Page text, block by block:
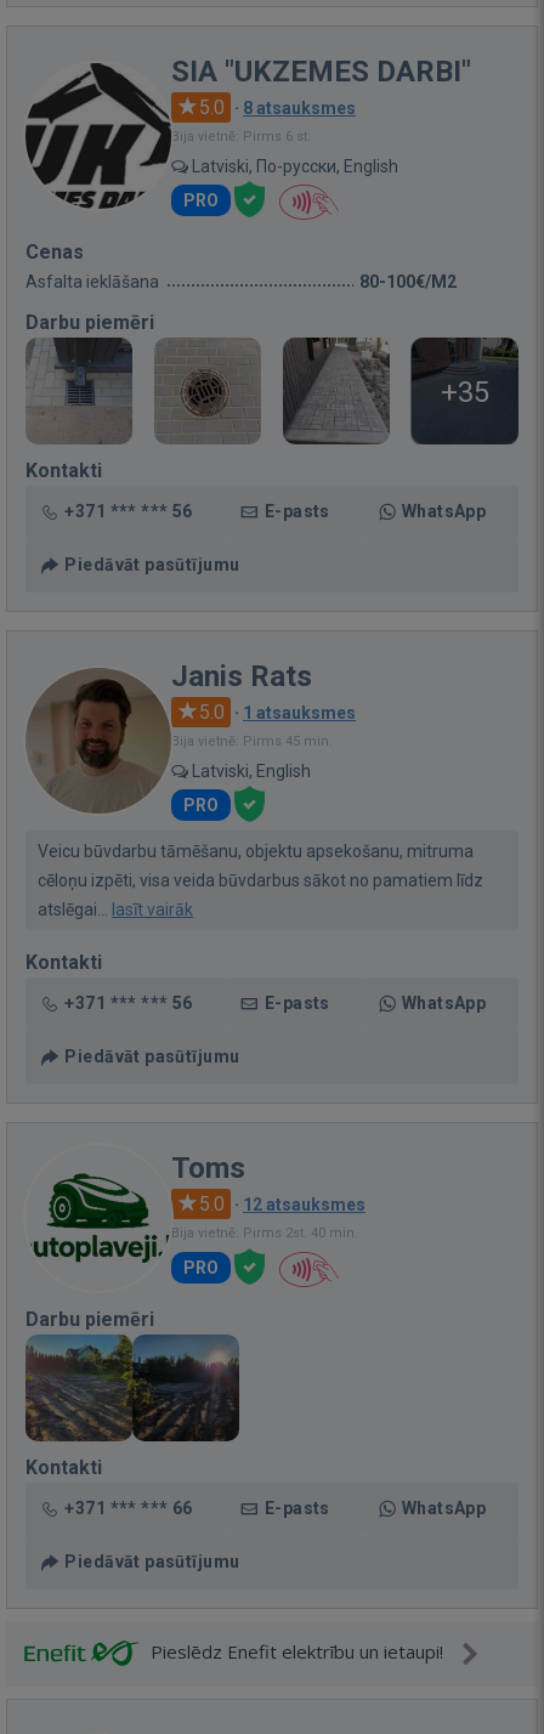
SIA "UKZEMES DARBI"
5.0 · 8 atsauksmes
Bija vietnē: Pirms 6 st.
Latviski, По-русски, English
PRO
Cenas
Asfalta ieklāšana 80-100€/M2
Darbu piemēri
+35
Kontakti
+371 *** *** 56 E-pasts WhatsApp
Piedāvāt pasūtījumu
Janis Rats
5.0 · 1 atsauksmes
Bija vietnē: Pirms 45 min.
Latviski, English
PRO
Veicu būvdarbu tāmēšanu, objektu apsekošanu, mitruma
cēloņu izpēti, visa veida būvdarbus sākot no pamatiem līdz
atslēgai...
lasīt vairāk
Kontakti
+371 *** *** 56 E-pasts WhatsApp
Piedāvāt pasūtījumu
Toms
5.0 · 12 atsauksmes
Bija vietnē: Pirms 2st. 40 min.
PRO
Darbu piemēri
Kontakti
+371 *** *** 66 E-pasts WhatsApp
Piedāvāt pasūtījumu
Pieslēdz Enefit elektrību un ietaupi!